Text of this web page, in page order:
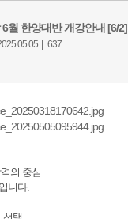
월 한양대반 개강안내 [6/2]
| 637
의 중심
니다.